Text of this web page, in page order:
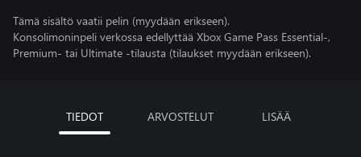
Tämä sisältö vaatii pelin (myydään erikseen).
Konsolimoninpeli verkossa edellyttää Xbox Game Pass Essential-,
Premium- tai Ultimate -tilausta (tilaukset myydään erikseen).
TIEDOT ARVOSTELUT LISÄÄ